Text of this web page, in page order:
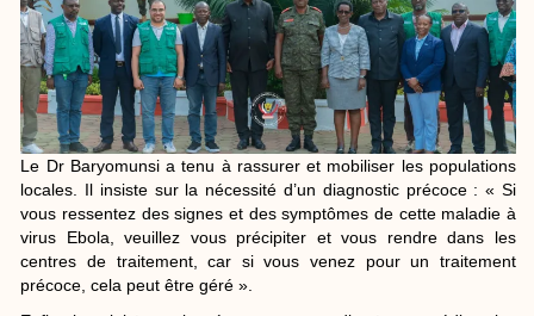
​Le Dr Baryomunsi a tenu à rassurer et mobiliser les populations
locales. Il insiste sur la nécessité d’un diagnostic précoce : « Si
vous ressentez des signes et des symptômes de cette maladie à
virus Ebola, veuillez vous précipiter et vous rendre dans les
centres de traitement, car si vous venez pour un traitement
précoce, cela peut être géré ».